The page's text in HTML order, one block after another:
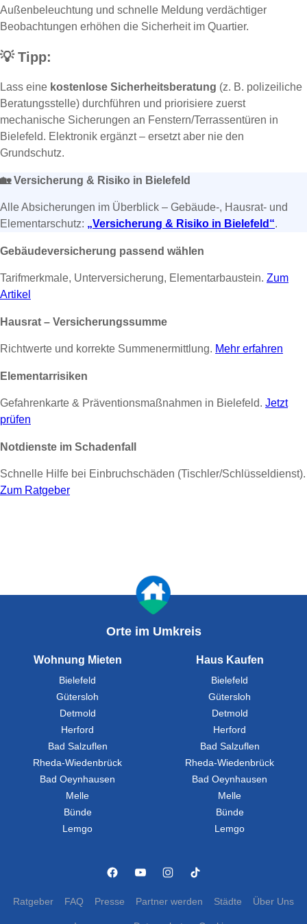
Außenbeleuchtung und schnelle Meldung verdächtiger
Beobachtungen erhöhen die Sicherheit im Quartier.
💡Tipp:
Lass eine kostenlose Sicherheitsberatung (z. B. polizeiliche
Beratungsstelle) durchführen und priorisiere zuerst
mechanische Sicherungen an Fenstern/Terrassentüren in
Bielefeld. Elektronik ergänzt – ersetzt aber nie den
Grundschutz.
🏡Versicherung & Risiko in Bielefeld
Alle Absicherungen im Überblick – Gebäude-, Hausrat- und
Elementarschutz: „Versicherung & Risiko in Bielefeld“.
Gebäudeversicherung passend wählen
Tarifmerkmale, Unterversicherung, Elementarbaustein. Zum
Artikel
Hausrat – Versicherungssumme
Richtwerte und korrekte Summenermittlung. Mehr erfahren
Elementarrisiken
Gefahrenkarte & Präventionsmaßnahmen in Bielefeld. Jetzt
prüfen
Notdienste im Schadenfall
Schnelle Hilfe bei Einbruchschäden (Tischler/Schlüsseldienst).
Zum Ratgeber
Orte im Umkreis
Wohnung Mieten
Bielefeld
Gütersloh
Detmold
Herford
Bad Salzuflen
Rheda-Wiedenbrück
Bad Oeynhausen
Melle
Bünde
Lemgo
Haus Kaufen
Bielefeld
Gütersloh
Detmold
Herford
Bad Salzuflen
Rheda-Wiedenbrück
Bad Oeynhausen
Melle
Bünde
Lemgo
Ratgeber FAQ Presse Partner werden Städte Über Uns